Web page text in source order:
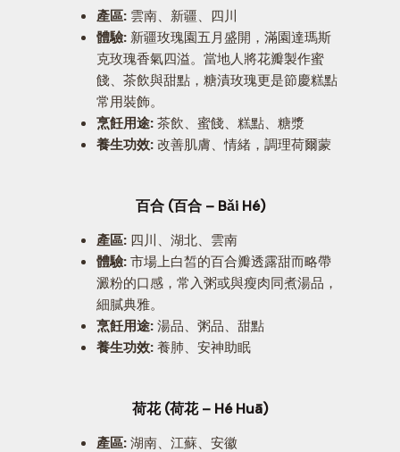
產區: 雲南、新疆、四川
體驗: 新疆玫瑰園五月盛開，滿園達瑪斯
克玫瑰香氣四溢。當地人將花瓣製作蜜
餞、茶飲與甜點，糖漬玫瑰更是節慶糕點
常用裝飾。
烹飪用途: 茶飲、蜜餞、糕點、糖漿
養生功效: 改善肌膚、情緒，調理荷爾蒙
百合 (百合 – Bǎi Hé)
產區: 四川、湖北、雲南
體驗: 市場上白皙的百合瓣透露甜而略帶
澱粉的口感，常入粥或與瘦肉同煮湯品，
細膩典雅。
烹飪用途: 湯品、粥品、甜點
養生功效: 養肺、安神助眠
荷花 (荷花 – Hé Huā)
產區: 湖南、江蘇、安徽